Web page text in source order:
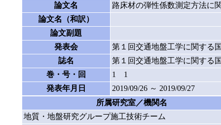
論文名
路床材の弾性係数測定方法に
論文名（和訳）
論文副題
発表会
第１回交通地盤工学に関する
誌名
第１回交通地盤工学に関する
巻・号・回
1 1
発表年月日
2019/09/26 ～ 2019/09/27
所属研究室／機関名
地質・地盤研究グループ施工技術チーム